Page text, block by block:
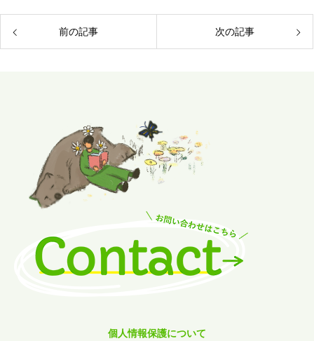
前の記事 次の記事
個人情報保護について